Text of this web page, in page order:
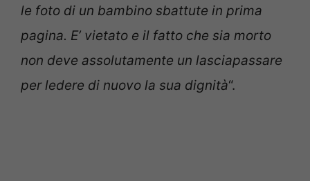
le foto di un bambino sbattute in prima
pagina. E’ vietato e il fatto che sia morto
non deve assolutamente un lasciapassare
per ledere di nuovo la sua dignità“.